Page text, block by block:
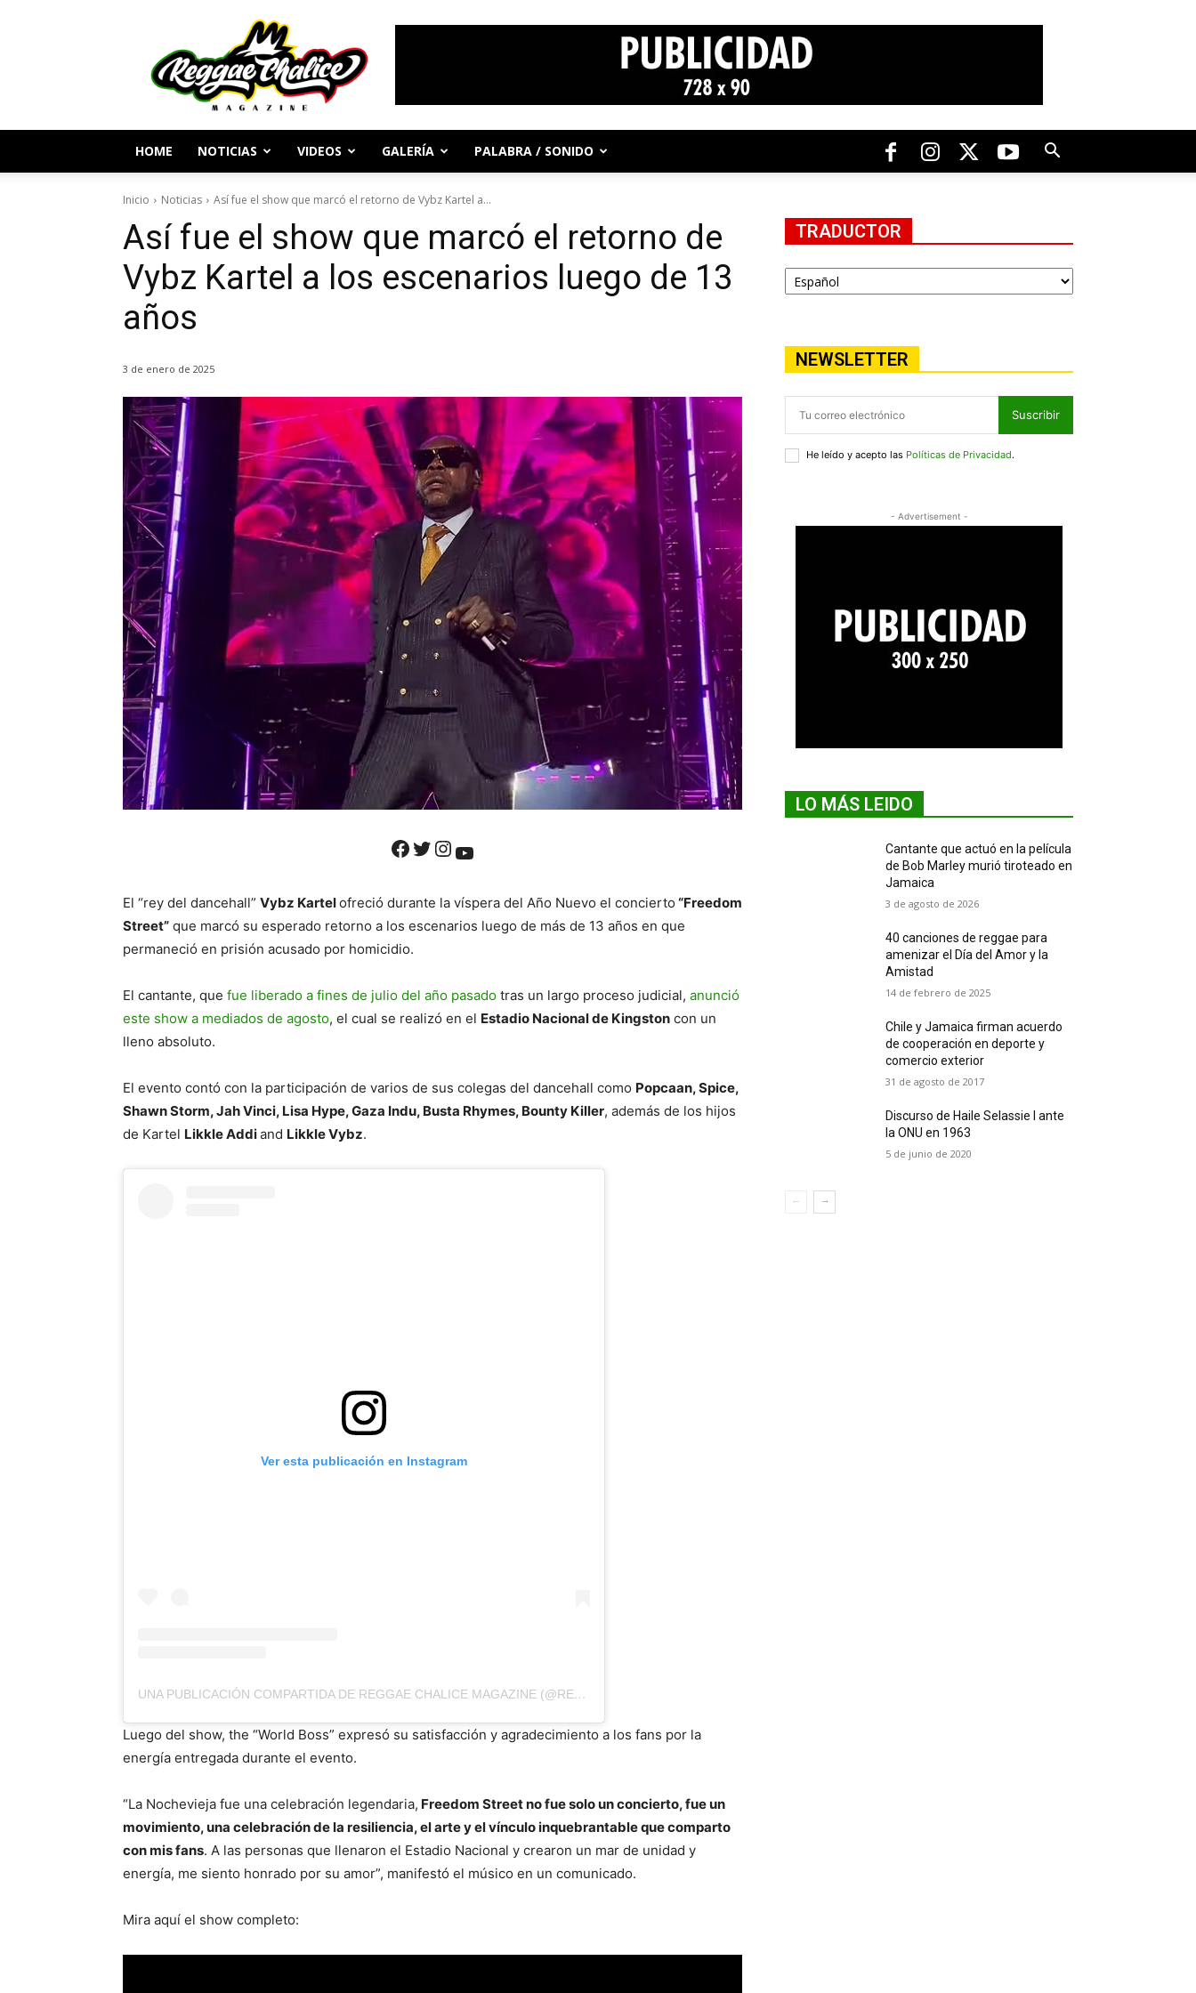
Periodismo
y
Cultura
Reggae
HOME NOTICIAS VIDEOS GALERÍA PALABRA / SONIDO
Inicio Noticias Así fue el show que marcó el retorno de Vybz Kartel a...
Así fue el show que marcó el retorno de
Vybz Kartel a los escenarios luego de 13
años
3 de enero de 2025
Facebook Twitter Instagram YouTube
El “rey del dancehall” Vybz Kartelofreció durante la víspera del Año Nuevo el concierto “Freedom
Street” que marcó su esperado retorno a los escenarios luego de más de 13 años en que
permaneció en prisión acusado por homicidio.
El cantante, que fue liberado a fines de julio del año pasado tras un largo proceso judicial, anunció
este show a mediados de agosto, el cual se realizó en el Estadio Nacional de Kingston con un
lleno absoluto.
El evento contó con la participación de varios de sus colegas del dancehall como Popcaan, Spice,
Shawn Storm, Jah Vinci, Lisa Hype, Gaza Indu, Busta Rhymes, Bounty Killer, además de los hijos
de Kartel Likkle Addiand Likkle Vybz.
Ver esta publicación en Instagram
UNA PUBLICACIÓN COMPARTIDA DE REGGAE CHALICE MAGAZINE (@REGGAE.CHALICE)
Luego del show, the “World Boss” expresó su satisfacción y agradecimiento a los fans por la
energía entregada durante el evento.
“La Nochevieja fue una celebración legendaria, Freedom Street no fue solo un concierto, fue un
movimiento, una celebración de la resiliencia, el arte y el vínculo inquebrantable que comparto
con mis fans. A las personas que llenaron el Estadio Nacional y crearon un mar de unidad y
energía, me siento honrado por su amor”, manifestó el músico en un comunicado.
Mira aquí el show completo:
TRADUCTOR
NEWSLETTER
Suscribir
He leído y acepto las Políticas de Privacidad.
- Advertisement -
LO MÁS LEIDO
Cantante que actuó en la película
de Bob Marley murió tiroteado en
Jamaica
3 de agosto de 2026
40 canciones de reggae para
amenizar el Día del Amor y la
Amistad
14 de febrero de 2025
Chile y Jamaica firman acuerdo
de cooperación en deporte y
comercio exterior
31 de agosto de 2017
Discurso de Haile Selassie I ante
la ONU en 1963
5 de junio de 2020